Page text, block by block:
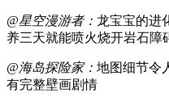
@星空漫游者： 龙宝宝的进
养三天就能喷火烧开岩石障
@海岛探险家： 地图细节令
有完整壁画剧情